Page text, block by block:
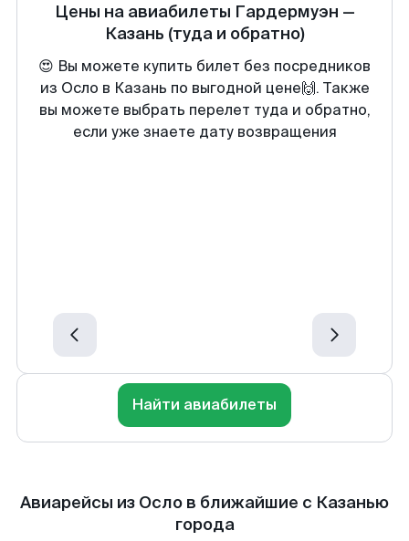
Цены на авиабилеты Гардермуэн —
Казань (туда и обратно)
😍 Вы можете купить билет без посредников
из Осло в Казань по выгодной цене🙌. Также
вы можете выбрать перелет туда и обратно,
если уже знаете дату возвращения
Найти авиабилеты
Авиарейсы из Осло в ближайшие с Казанью
города